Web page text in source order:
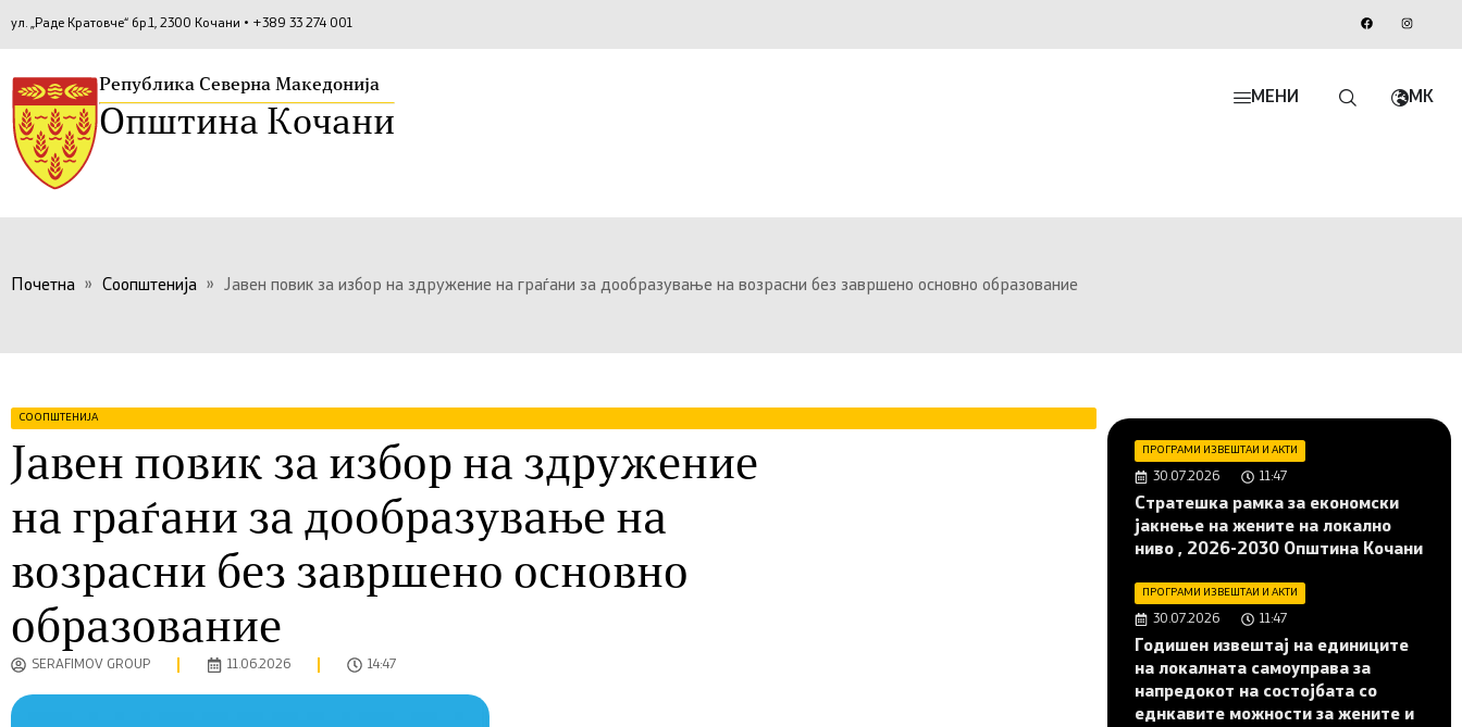
ул. „Раде Кратовче“ бр.1, 2300 Кочани • +389 33 274 001
Република Северна Македонија
Општина Кочани
МЕНИ MK
Почетна » Соопштенија » Јавен повик за избор на здружение на граѓани за дообразување на возрасни без завршено основно образование
СООПШТЕНИЈА
Јавен повик за избор на здружение
на граѓани за дообразување на
возрасни без завршено основно
образование
SERAFIMOV GROUP 11.06.2026 14:47
ПРОГРАМИ ИЗВЕШТАИ И АКТИ
30.07.2026 11:47
Стратешка рамка за економски
јакнење на жените на локално
ниво , 2026-2030 Општина Кочани
ПРОГРАМИ ИЗВЕШТАИ И АКТИ
30.07.2026 11:47
Годишен извештај на единиците
на локалната самоуправа за
напредокот на состојбата со
еднкавите можности за жените и